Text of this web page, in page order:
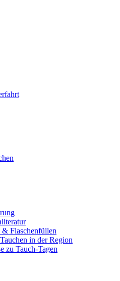
Flaschenfüllen
in der Region
zu Tauch-Tagen